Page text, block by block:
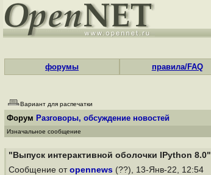
форумы правила/FAQ
Вариант для распечатки
Форум Разговоры, обсуждение новостей
Изначальное сообщение
"Выпуск интерактивной оболочки IPython 8.0"
Сообщение от opennews (??), 13-Янв-22, 12:54